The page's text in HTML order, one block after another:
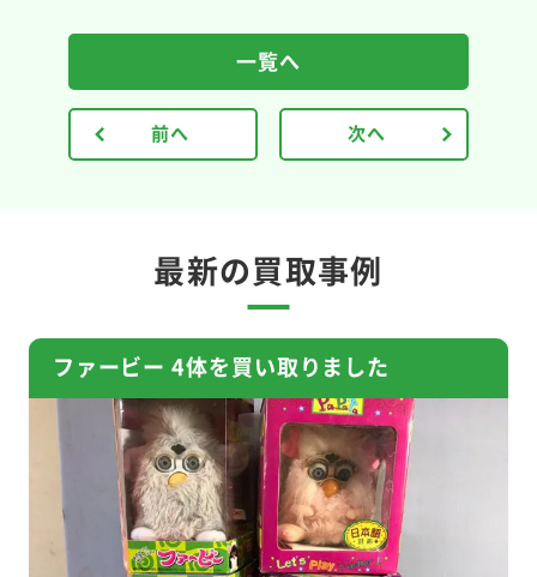
前へ
一覧へ
次へ
最新の買取事例
ファービー 4体を買い取りました